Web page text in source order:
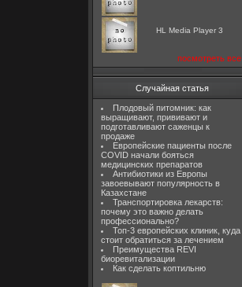
HL Media Player 3
посмотреть все
Случайная статья
Плодовый питомник: как
выращивают, прививают и
подготавливают саженцы к
продаже
Европейские пациенты после
COVID начали бояться
медицинских препаратов
Антибиотики из Европы
завоевывают популярность в
Казахстане
Транспортировка лекарств:
почему это важно делать
профессионально?
Топ-3 европейских клиник, куда
стоит обратиться за лечением
Преимущества REVI
биоревитализации
Как сделать коптильню